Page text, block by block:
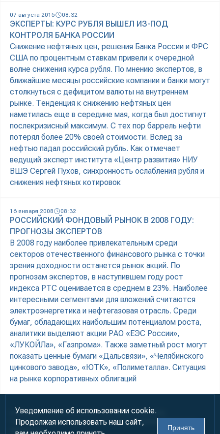
07 августа 2015 08:32
ЭКСПЕРТЫ: КУРС РУБЛЯ ВЫШЕЛ ИЗ-ПОД
КОНТРОЛЯ БАНКА РОССИИ
Снижение нефтяных цен, решения Банка России и ФРС
США по процентным ставкам привели к очередной
волне снижения курса рубля. По мнению экспертов, в
ближайшие месяцы российские компании и банки могут
столкнуться с дефицитом валюты на внутреннем
рынке. Тенденция к снижению нефтяных цен
наметилась еще в середине мая, когда был достигнут
послекризисный максимум. С тех пор баррель нефти
потерял более 20% своей стоимости. Вслед за
нефтью падал российский рубль. Как отмечает
ведущий эксперт института «Центр развития» НИУ
ВШЭ Сергей Пухов, синхронность ослабления рубля и
снижения нефтяных котировок
16 января 2008 08:32
РОССИЙСКИЙ ФОНДОВЫЙ РЫНОК В 2008 ГОДУ:
ПРОГНОЗЫ ЭКСПЕРТОВ
В 2008 году наиболее привлекательным среди
секторов отечественного финансового рынка с точки
зрения доходности останется рынок акций. По
прогнозам экспертов, в наступившем году рост
индекса РТС оценивается в среднем в 23%. Наиболее
интересными сегментами для вложений считаются
электроэнергетика и нефтегазовая отрасль. Среди
бумаг, обладающих наибольшим потенциалом роста,
аналитики выделяют акции РАО «ЕЭС России»,
«ЛУКОЙЛа», «Газпрома». Также заметный рост могут
показать ценные бумаги «Дальсвязи», «Челябинского
цинкового завода», «ЮТК», «Полиметалла». Ситуация
на рынке корпоративных облигаций
Информация предназначена для лиц старше 18 лет (18+)
При использовании материалов ссылка на «УралБизнесКонсалтинг»
Уведомление об использовании cookie.
Продолжая использовать наш сайт,
Принять